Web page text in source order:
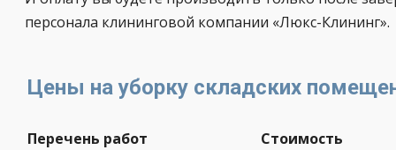
персонала клининговой компании «Люкс-Клининг».
Цены на уборку складских
Перечень работ
Стоимость